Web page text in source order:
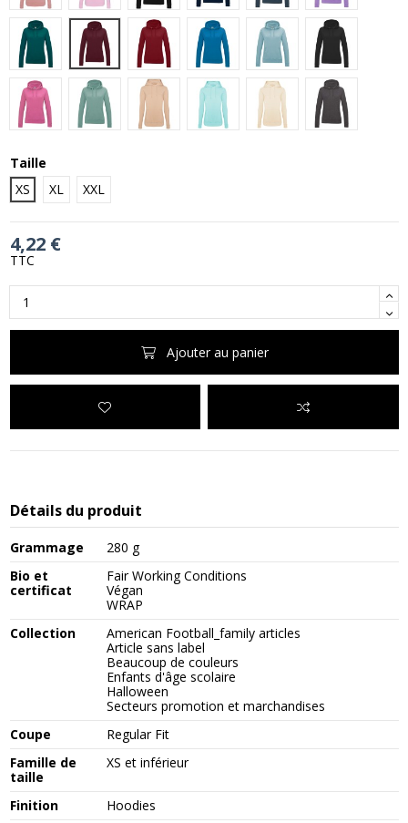
Jade
Plum
Red Hot ChilliSapphire BlueSky Blue Black Smoke
Candyfloss PinkDusty GreenNude Peppermint Vanilla MilkshakeStorm Grey
Taille
XS
XL XXL
4,22 €
TTC
Ajouter au panier
Détails du produit
Grammage
280 g
Bio et
certificat
Fair Working Conditions
Végan
WRAP
Collection
American Football_family articles
Article sans label
Beaucoup de couleurs
Enfants d'âge scolaire
Halloween
Secteurs promotion et marchandises
Coupe
Regular Fit
Famille de
taille
XS et inférieur
Finition
Hoodies